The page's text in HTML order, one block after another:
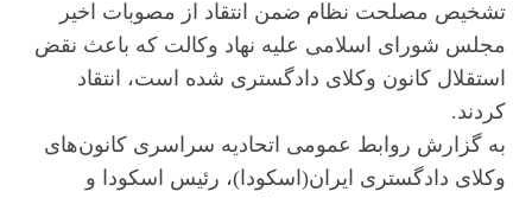
تشخیص مصلحت نظام ضمن انتقاد از مصوبات اخیر
مجلس شورای اسلامی علیه نهاد وکالت که باعث نقض
استقلال کانون‌ وکلای دادگستری شده است، انتقاد
کردند.
به گزارش روابط عمومی اتحادیه سراسری کانون‌های
وکلای دادگستری ایران(اسکودا)، رئیس اسکودا و